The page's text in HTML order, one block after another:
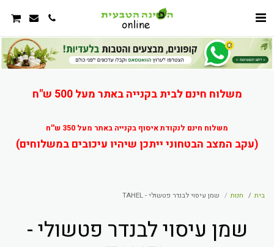
משלוח חינם לבית בקנייה באתר מעל 500 ש"ח
משלוח חינם לנקודת איסוף בקנייה באתר מעל 350 ש''ח
(עקב המצב הבטחוני ייתכן שיהיו עיכובים במשלוחים)
בית חנות שמן עיסוי לבנדר פטשולי - TAHEL
שמן עיסוי לבנדר פטשולי -